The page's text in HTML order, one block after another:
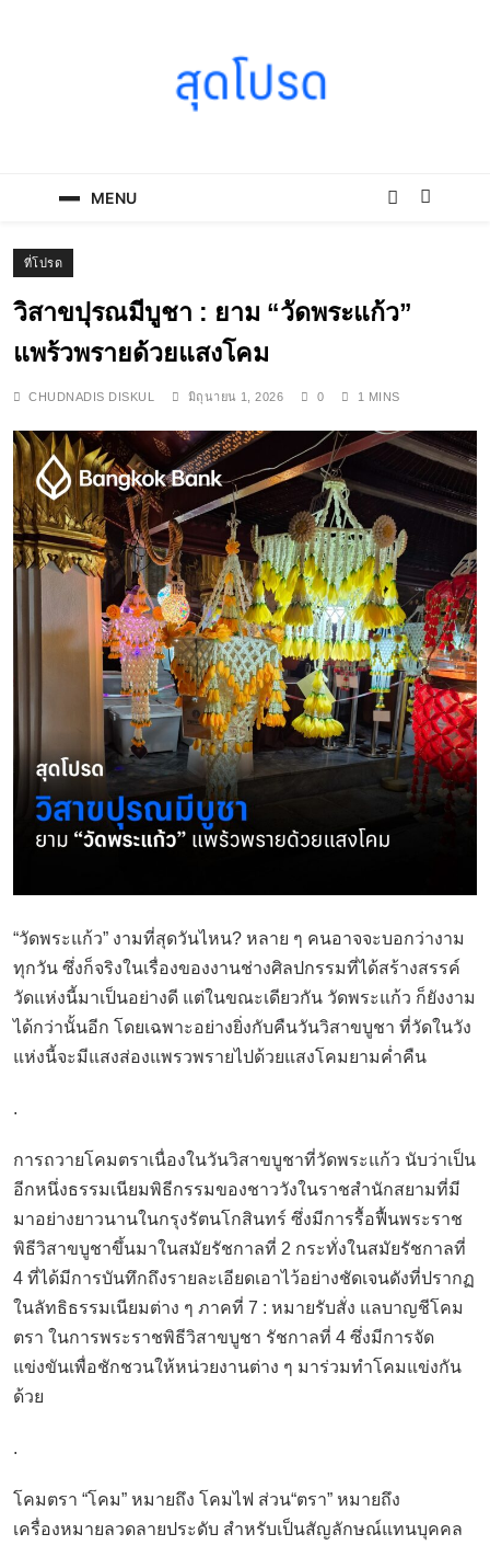
MENU
ที่โปรด
วิสาขปุรณมีบูชา : ยาม “วัดพระแก้ว”
แพร้วพรายด้วยแสงโคม
CHUDNADIS DISKUL มิถุนายน 1, 2026 0 1 MINS
“วัดพระแก้ว” งามที่สุดวันไหน? หลาย ๆ คนอาจจะบอกว่างาม
ทุกวัน ซึ่งก็จริงในเรื่องของงานช่างศิลปกรรมที่ได้สร้างสรรค์
วัดแห่งนี้มาเป็นอย่างดี แต่ในขณะเดียวกัน วัดพระแก้ว ก็ยังงาม
ได้กว่านั้นอีก โดยเฉพาะอย่างยิ่งกับคืนวันวิสาขบูชา ที่วัดในวัง
แห่งนี้จะมีแสงส่องแพรวพรายไปด้วยแสงโคมยามค่ำคืน
.
การถวายโคมตราเนื่องในวันวิสาขบูชาที่วัดพระแก้ว นับว่าเป็น
อีกหนึ่งธรรมเนียมพิธีกรรมของชาววังในราชสำนักสยามที่มี
มาอย่างยาวนานในกรุงรัตนโกสินทร์ ซึ่งมีการรื้อฟื้นพระราช
พิธีวิสาขบูชาขึ้นมาในสมัยรัชกาลที่ 2 กระทั่งในสมัยรัชกาลที่
4 ที่ได้มีการบันทึกถึงรายละเอียดเอาไว้อย่างชัดเจนดังที่ปรากฏ
ในลัทธิธรรมเนียมต่าง ๆ ภาคที่ 7 : หมายรับสั่ง แลบาญชีโคม
ตรา ในการพระราชพิธีวิสาขบูชา รัชกาลที่ 4 ซึ่งมีการจัด
แข่งขันเพื่อชักชวนให้หน่วยงานต่าง ๆ มาร่วมทำโคมแข่งกัน
ด้วย
.
โคมตรา “โคม” หมายถึง โคมไฟ ส่วน“ตรา” หมายถึง
เครื่องหมายลวดลายประดับ สำหรับเป็นสัญลักษณ์แทนบุคคล